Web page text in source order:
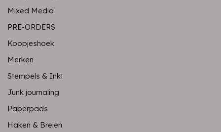
Mixed Media
PRE-ORDERS
Koopjeshoek
Merken
Stempels & Inkt
Junk journaling
Paperpads
Haken & Breien